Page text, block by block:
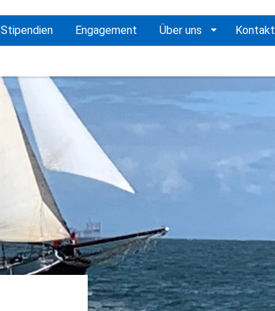
Stipendien Engagement Über uns Kontakt